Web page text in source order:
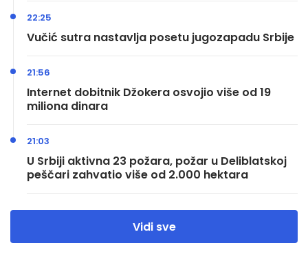
Vučić sutra nastavlja posetu jugozapadu Srbije
22:25
Internet dobitnik Džokera osvojio više od 19
miliona dinara
21:56
U Srbiji aktivna 23 požara, požar u Deliblatskoj
peščari zahvatio više od 2.000 hektara
21:03
Vidi sve